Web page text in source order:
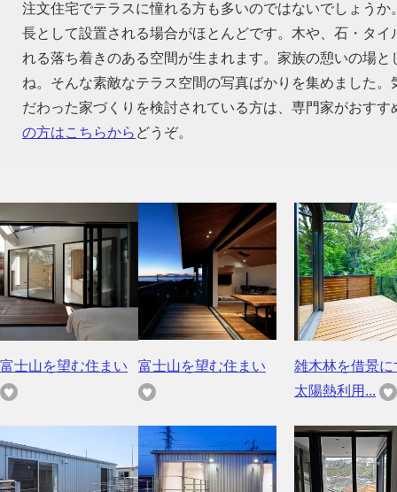
注文住宅でテラスに憧れる方も多いのではないでしょう
長として設置される場合がほとんどです。木や、石・タ
れる落ち着きのある空間が生まれます。家族の憩いの場
ね。そんな素敵なテラス空間の写真ばかりを集めました
だわった家づくりを検討されている方は、専門家がおす
の方はこちらから どうぞ。
富士山を望む住まい 富士山を望む住まい
雑木林を借景に
太陽熱利用...